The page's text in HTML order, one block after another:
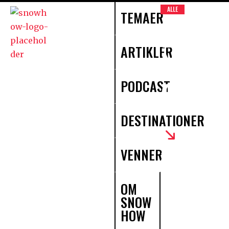
TEMAER
ARTIKLER
PODCAST
DESTINATIONER
VENNER
OM
SNOW
HOW
ALLE
DESTI
NATI
ONER
Find din
destination